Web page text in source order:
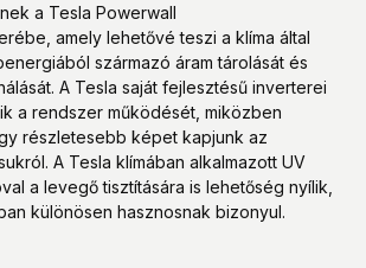
a Tesla Powerwall
amely lehetővé teszi a klíma által
származó áram tárolását és
A Tesla saját fejlesztésű inverterei
a rendszer működését, miközben
részletesebb képet kapjunk az
A Tesla klímában alkalmazott UV
a levegő tisztítására is lehetőség nyílik,
különösen hasznosnak bizonyul.